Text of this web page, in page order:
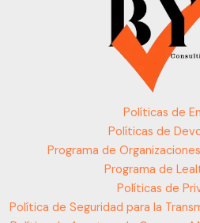
Políticas de
Políticas de
Programa de
Programa de
Políticas de
Política de Seguridad para la